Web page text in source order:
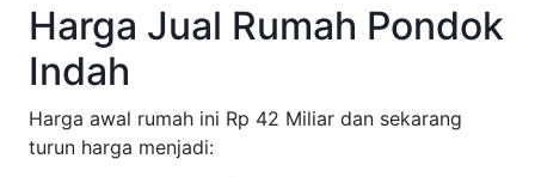
Harga Jual Rumah Pondok
Indah
Harga awal rumah ini Rp 42 Miliar dan sekarang
turun harga menjadi: